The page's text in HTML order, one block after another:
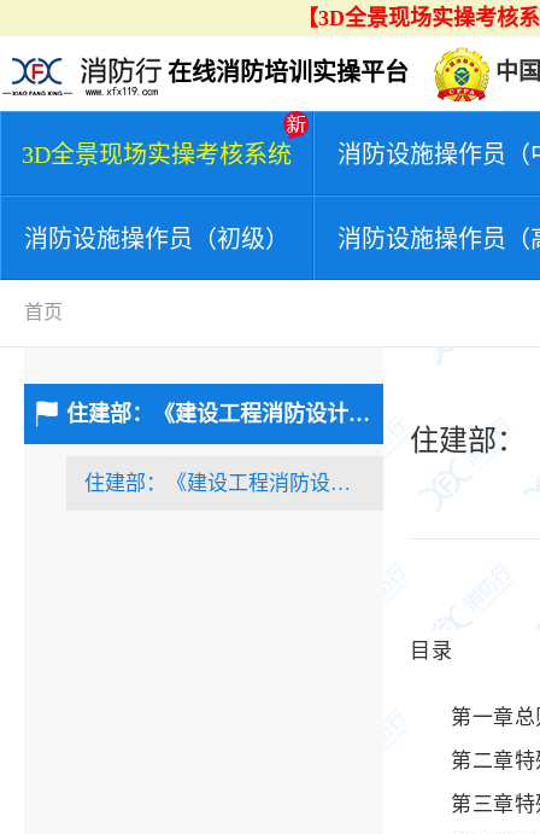
【3D全景现场实操考核
在线消防培训实操平台 中
3D全景现场实操考核系统 消防设施操作员（
消防设施操作员（初级） 消防设施操作员（
首页
住建部：《建设工程消防设计审查验收工作细则》、《建设工程消防设计审查、消防验收、备案和抽查文书式样》
住建部：《建设工程消防设计审查验收工作细则》、《建设工程消防设计审查、消防验收、备案和抽查文书式样》
住建部：
目录
第一章总
第二章
第三章